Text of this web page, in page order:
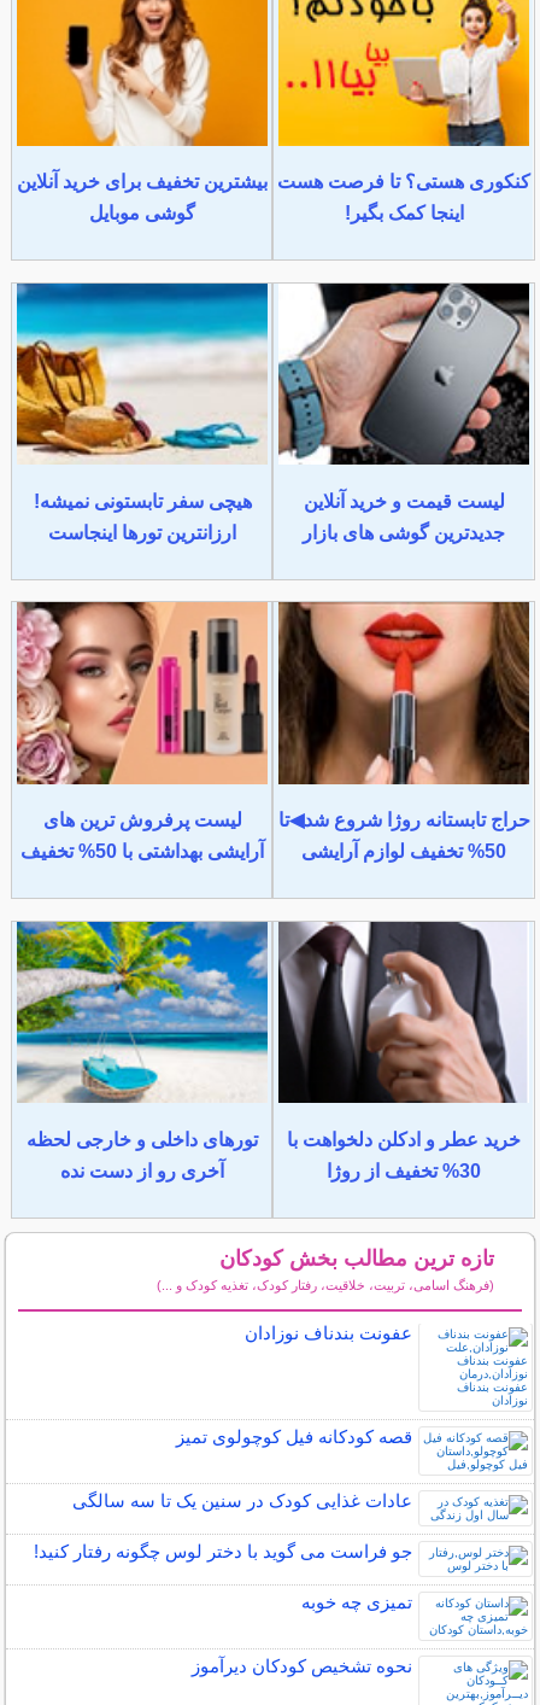
کنکوری هستی؟ تا فرصت هست
اینجا کمک بگیر!
بیشترین تخفیف برای خرید آنلاین
گوشی موبایل
لیست قیمت و خرید آنلاین
جدیدترین گوشی های بازار
هیچی سفر تابستونی نمیشه!
ارزانترین تورها اینجاست
حراج تابستانه روژا شروع شد◀تا
50% تخفیف لوازم آرایشی
لیست پرفروش ترین های
آرایشی بهداشتی با 50% تخفیف
خرید عطر و ادکلن دلخواهت با
30% تخفیف از روژا
تورهای داخلی و خارجی لحظه
آخری رو از دست نده
تازه ترین مطالب بخش کودکان
(فرهنگ اسامی، تربیت، خلاقیت، رفتار کودک، تغذیه کودک و ...)
عفونت بندناف نوزادان
قصه کودکانه فیل کوچولوی تمیز
عادات غذایی کودک در سنین یک تا سه سالگی
جو فراست می گوید با دختر لوس چگونه رفتار کنید!
تمیزی چه خوبه
نحوه تشخیص کودکان دیرآموز